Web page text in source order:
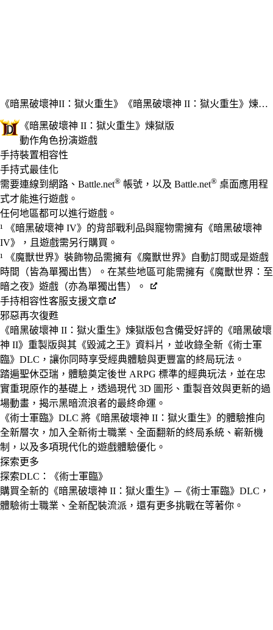
《暗黑破壞神II：獄火重生》 《暗黑破壞神 II：獄火重生》煉獄版
《暗黑破壞神 II：獄火重生》煉獄版
動作角色扮演遊戲
價格
Available actions
手持裝置相容性
手持式最佳化
需要連線到網路、Battle.net® 帳號，以及 Battle.net® 桌面應用程
式才能進行遊戲。
任何地區都可以進行遊戲。
¹ 《暗黑破壞神 IV》的背部戰利品與寵物需擁有《暗黑破壞神
IV》，且遊戲需另行購買。
¹ 《魔獸世界》裝飾物品需擁有《魔獸世界》自動訂閱或是遊戲
時間（皆為單獨出售）。在某些地區可能需擁有《魔獸世界：至
暗之夜》遊戲（亦為單獨出售）。
手持相容性客服支援文章
邪惡再次復甦
《暗黑破壞神 II：獄火重生》煉獄版包含備受好評的《暗黑破壞
神 II》重製版與其《毀滅之王》資料片，並收錄全新《術士軍
臨》DLC，讓你同時享受經典體驗與更豐富的終局玩法。
踏遍聖休亞瑞，體驗奠定後世 ARPG 標準的經典玩法，並在忠
實重現原作的基礎上，透過現代 3D 圖形、重製音效與更新的過
場動畫，揭示黑暗流浪者的最終命運。
《術士軍臨》DLC 將《暗黑破壞神 II：獄火重生》的體驗推向
全新層次，加入全新術士職業、全面翻新的終局系統、嶄新機
制，以及多項現代化的遊戲體驗優化。
探索更多
探索DLC：《術士軍臨》
購買全新的《暗黑破壞神 II：獄火重生》─《術士軍臨》DLC，
體驗術士職業、全新配裝流派，還有更多挑戰在等著你。